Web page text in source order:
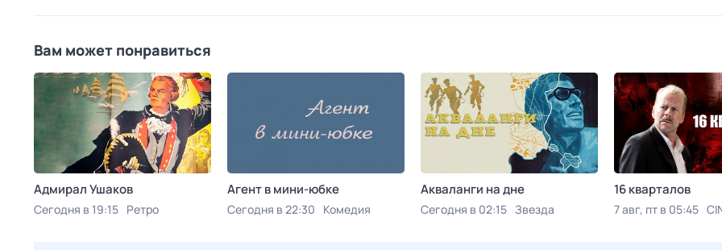
Вам может понравиться
Адмирал Ушаков
Сегодня в 19:15 Ретро
Агент в мини-юбке
Сегодня в 22:30 Комедия
Акваланги на дне
Сегодня в 02:15 Звезда
16 кварталов
7 авг, пт в 05:45